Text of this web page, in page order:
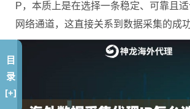
P，本质上是在选择一条稳定、可靠且
网络通道，这直接关系到数据采集的成
目
录
[+]